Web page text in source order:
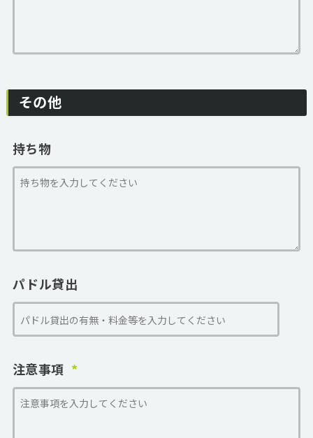
その他
持ち物
パドル貸出
注意事項